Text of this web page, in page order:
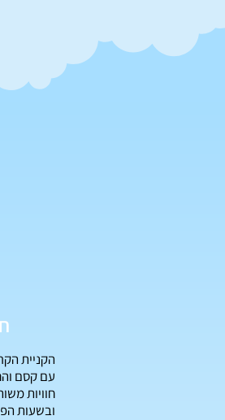
הקניית
עם קסם
חוויות
ובשעות